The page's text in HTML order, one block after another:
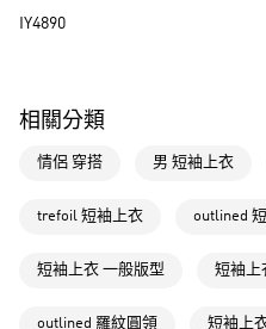
每筆NT$80，滿NT$1,500(含以上)
付款後全家取貨
每筆NT$80，滿NT$1,500(含以上
付款後萊爾富取貨
IY4890
相關分類
情侶 穿搭 男 短袖上衣
trefoil 短袖上衣 outlined
短袖上衣 一般版型 短袖上
outlined 羅紋圓領 短袖上